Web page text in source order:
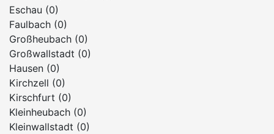
Eschau (0)
Faulbach (0)
Großheubach (0)
Großwallstadt (0)
Hausen (0)
Kirchzell (0)
Kirschfurt (0)
Kleinheubach (0)
Kleinwallstadt (0)